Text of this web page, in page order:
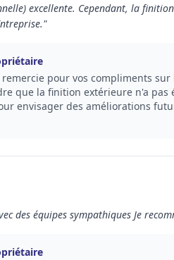
excellente. Cependant, la
remercie pour vos compliments
que la finition extérieure n'a
envisager des améliorations
des équipes sympathiques Je